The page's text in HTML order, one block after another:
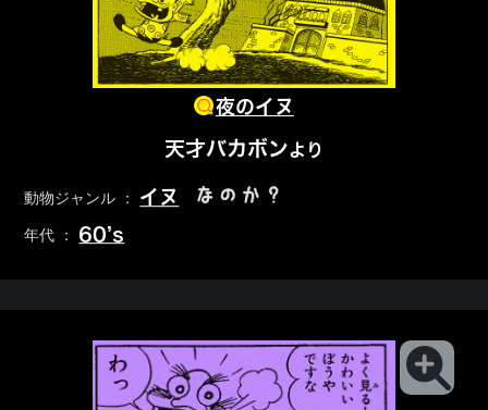
夜のイヌ
天才バカボンより
動物ジャンル ： イヌ なのか？
年代 ： 60’s